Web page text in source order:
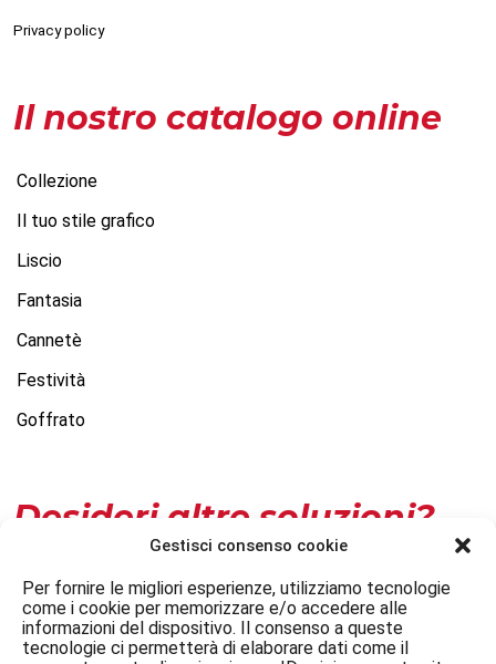
Gestisci consenso cookie
Per fornire le migliori esperienze, utilizziamo tecnologie
come i cookie per memorizzare e/o accedere alle
informazioni del dispositivo. Il consenso a queste
tecnologie ci permetterà di elaborare dati come il
Privacy policy
Il nostro catalogo online
Collezione
Il tuo stile grafico
Liscio
Fantasia
Cannetè
Festività
Goffrato
Desideri altre soluzioni?
Personalizza
Contatti